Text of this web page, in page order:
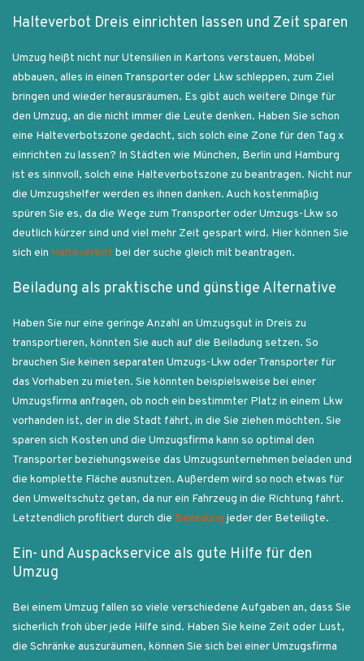
Halteverbot Dreis einrichten lassen und Zeit sparen
Umzug heißt nicht nur Utensilien in Kartons verstauen, Möbel
abbauen, alles in einen Transporter oder Lkw schleppen, zum Ziel
bringen und wieder herausräumen. Es gibt auch weitere Dinge für
den Umzug, an die nicht immer die Leute denken. Haben Sie schon
eine Halteverbotszone gedacht, sich solch eine Zone für den Tag x
einrichten zu lassen? In Städten wie München, Berlin und Hamburg
ist es sinnvoll, solch eine Halteverbotszone zu beantragen. Nicht nur
die Umzugshelfer werden es ihnen danken. Auch kostenmäßig
spüren Sie es, da die Wege zum Transporter oder Umzugs-Lkw so
deutlich kürzer sind und viel mehr Zeit gespart wird. Hier können Sie
sich ein Halteverbot bei der suche gleich mit beantragen.
Beiladung als praktische und günstige Alternative
Haben Sie nur eine geringe Anzahl an Umzugsgut in Dreis zu
transportieren, könnten Sie auch auf die Beiladung setzen. So
brauchen Sie keinen separaten Umzugs-Lkw oder Transporter für
das Vorhaben zu mieten. Sie könnten beispielsweise bei einer
Umzugsfirma anfragen, ob noch ein bestimmter Platz in einem Lkw
vorhanden ist, der in die Stadt fährt, in die Sie ziehen möchten. Sie
sparen sich Kosten und die Umzugsfirma kann so optimal den
Transporter beziehungsweise das Umzugsunternehmen beladen und
die komplette Fläche ausnutzen. Außerdem wird so noch etwas für
den Umweltschutz getan, da nur ein Fahrzeug in die Richtung fährt.
Letztendlich profitiert durch die Beiladung jeder der Beteiligte.
Ein- und Auspackservice als gute Hilfe für den
Umzug
Bei einem Umzug fallen so viele verschiedene Aufgaben an, dass Sie
sicherlich froh über jede Hilfe sind. Haben Sie keine Zeit oder Lust,
die Schränke auszuräumen, können Sie sich bei einer Umzugsfirma